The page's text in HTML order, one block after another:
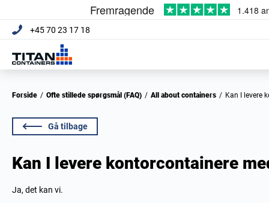
+45 70 23 17 18
Forside / Ofte stillede spørgsmål (FAQ) / All about containers / Kan I
Gå tilbage
Kan I levere kontorcontainere
Ja, det kan vi.